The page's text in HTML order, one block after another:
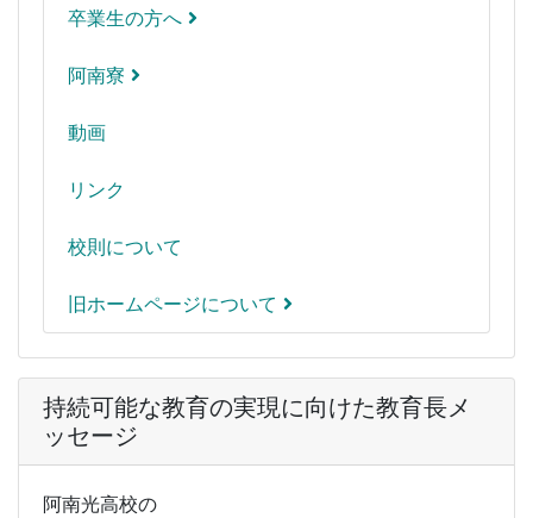
卒業生の方へ
阿南寮
動画
リンク
校則について
旧ホームページについて
持続可能な教育の実現に向けた教育長メ
ッセージ
阿南光高校の